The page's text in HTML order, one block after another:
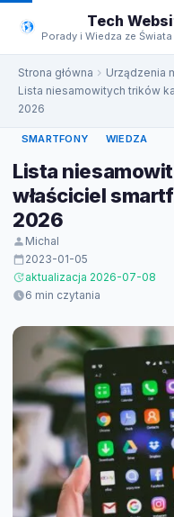
do
treści
Tech
Porady i Wiedza ze
Strona główna Urządzenia
Lista niesamowitych trików
2026
SMARTFONY WIEDZA
Lista
właściciel
2026
Michal
2023-01-05
aktualizacja 2026-07-08
6 min czytania